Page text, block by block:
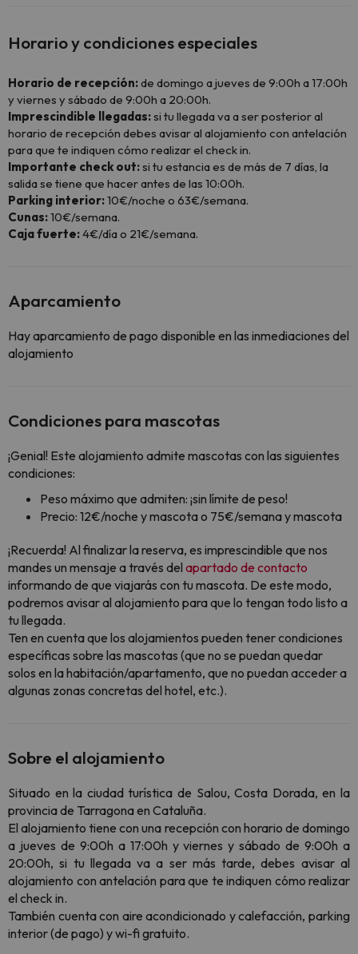
Horario y condiciones especiales
Horario de recepción:de domingo a jueves de 9:00h a 17:00h
y viernes y sábado de 9:00h a 20:00h.
Imprescindible llegadas:si tu llegada va a ser posterior al
horario de recepción debes avisar al alojamiento con antelación
para que te indiquen cómo realizar el check in.
Importante check out:si tu estancia es de más de 7 días, la
salida se tiene que hacer antes de las 10:00h.
Parking interior:10€/noche o 63€/semana.
Cunas:10€/semana.
Caja fuerte:4€/día o 21€/semana.
Aparcamiento
Hay aparcamiento de pago disponible en las inmediaciones del
alojamiento
Condiciones para mascotas
¡Genial! Este alojamiento admite mascotas con las siguientes
condiciones:
Peso máximo que admiten: ¡sin límite de peso!
Precio: 12€/noche y mascota o 75€/semana y mascota
¡Recuerda! Al finalizar la reserva, es imprescindible que nos
mandes un mensaje a través del apartado de contacto
informando de que viajarás con tu mascota. De este modo,
podremos avisar al alojamiento para que lo tengan todo listo a
tu llegada.
Ten en cuenta que los alojamientos pueden tener condiciones
específicas sobre las mascotas (que no se puedan quedar
solos en la habitación/apartamento, que no puedan acceder a
algunas zonas concretas del hotel, etc.).
Sobre el alojamiento
Situado en la ciudad turística de Salou, Costa Dorada, en la
provincia de Tarragona en Cataluña.
El alojamiento tiene con una recepción con horario de domingo
a jueves de 9:00h a 17:00h y viernes y sábado de 9:00h a
20:00h, si tu llegada va a ser más tarde, debes avisar al
alojamiento con antelación para que te indiquen cómo realizar
el check in.
También cuenta con aire acondicionado y calefacción, parking
interior (de pago) y wi-fi gratuito.